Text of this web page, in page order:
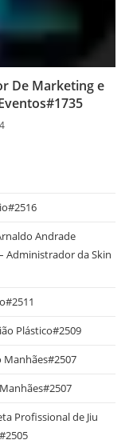
De Marketing e
Andrade
Administrador da Skin
Plástico#2509
Manhães#2507
Profissional de Jiu